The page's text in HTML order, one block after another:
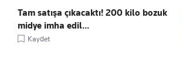
Tam satışa çıkacaktı! 200 kilo bozuk
midye imha edil...
Kaydet